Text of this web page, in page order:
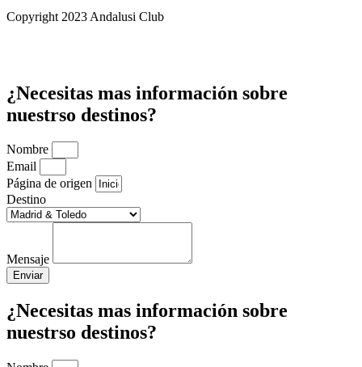
Copyright 2023 Andalusi Club
¿Necesitas mas información sobre
nuestrso destinos?
Nombre
Email
Página de origen
Destino
Mensaje
Enviar
¿Necesitas mas información sobre
nuestrso destinos?